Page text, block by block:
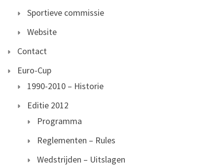
Sportieve commissie
Website
Contact
Euro-Cup
1990-2010 – Historie
Editie 2012
Programma
Reglementen – Rules
Wedstrijden – Uitslagen